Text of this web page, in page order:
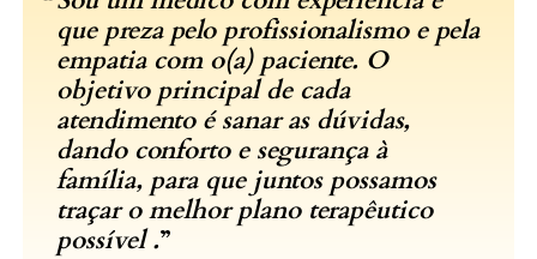
que preza pelo profissionalismo e pela
empatia com o(a) paciente. O
objetivo principal de cada
atendimento é sanar as dúvidas,
dando conforto e segurança à
família, para que juntos possamos
traçar o melhor plano terapêutico
possível .